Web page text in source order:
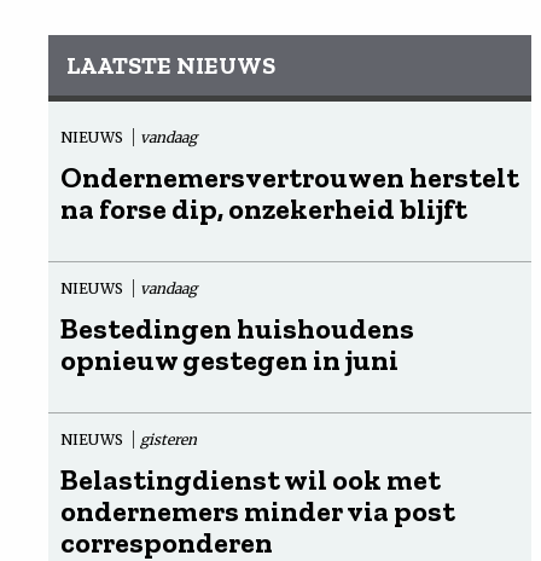
LAATSTE NIEUWS
NIEUWS vandaag
Ondernemersvertrouwen herstelt
na forse dip, onzekerheid blijft
NIEUWS vandaag
Bestedingen huishoudens
opnieuw gestegen in juni
NIEUWS gisteren
Belastingdienst wil ook met
ondernemers minder via post
corresponderen